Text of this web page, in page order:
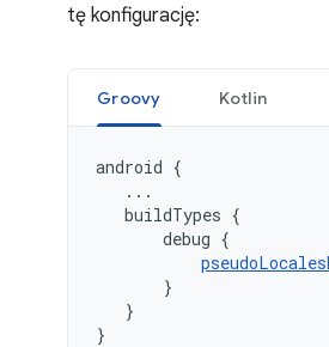
tę konfigurację:
Groovy Kotlin
android {
...
buildTypes {
debug {
}
}
}